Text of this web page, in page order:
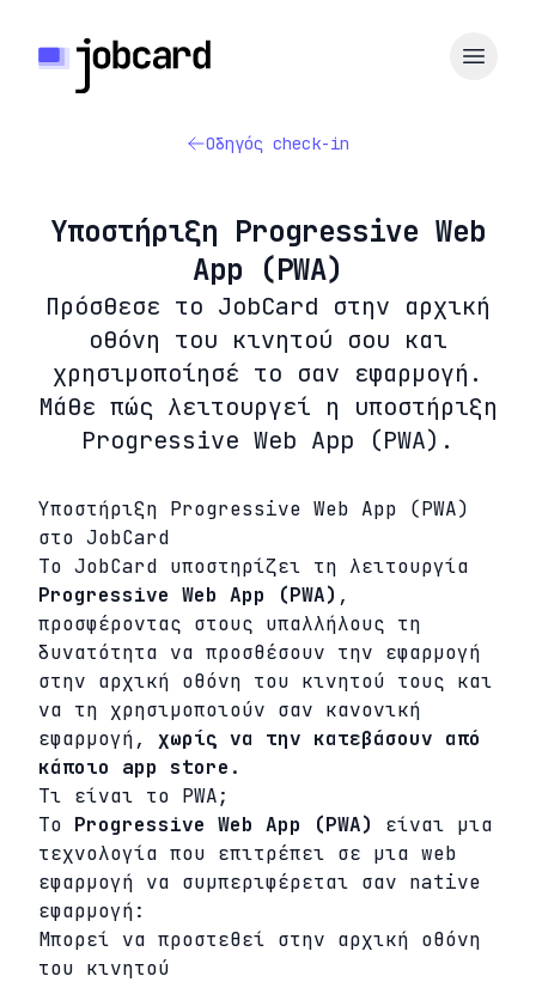
Οδηγός check-in
Υποστήριξη Progressive Web
App (PWA)
Πρόσθεσε το JobCard στην αρχική
οθόνη του κινητού σου και
χρησιμοποίησέ το σαν εφαρμογή.
Μάθε πώς λειτουργεί η υποστήριξη
Progressive Web App (PWA).
Υποστήριξη Progressive Web App (PWA)
στο JobCard
Το JobCard υποστηρίζει τη λειτουργία
Progressive Web App (PWA) ,
προσφέροντας στους υπαλλήλους τη
δυνατότητα να προσθέσουν την εφαρμογή
στην αρχική οθόνη του κινητού τους και
να τη χρησιμοποιούν σαν κανονική
εφαρμογή, χωρίς να την κατεβάσουν από
κάποιο app store .
Τι είναι το PWA;
Το Progressive Web App (PWA)
είναι μια
τεχνολογία που επιτρέπει σε μια web
εφαρμογή να συμπεριφέρεται σαν native
εφαρμογή:
Μπορεί να προστεθεί στην αρχική οθόνη
του κινητού